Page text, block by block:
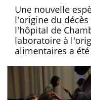
Une nouvelle
l'origine du
l'hôpital de
laboratoire à
alimentaires a